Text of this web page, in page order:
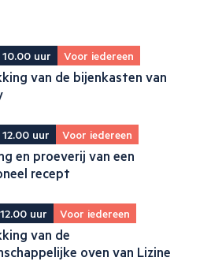
uur Voor iedereen
van de bijenkasten van
uur Voor iedereen
en proeverij van een
recept
uur Voor iedereen
van de
oven van Lizine